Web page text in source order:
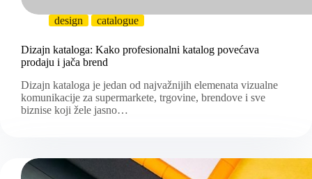
design catalogue
Dizajn kataloga: Kako profesionalni katalog povećava
prodaju i jača brend
Dizajn kataloga je jedan od najvažnijih elemenata vizualne
komunikacije za supermarkete, trgovine, brendove i sve
biznise koji žele jasno…